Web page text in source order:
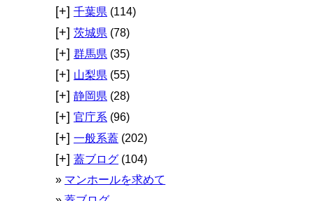
[+] 千葉県 (114)
[+] 茨城県 (78)
[+] 群馬県 (35)
[+] 山梨県 (55)
[+] 静岡県 (28)
[+] 官庁系 (96)
[+] 一般系蓋 (202)
[+] 蓋ブログ (104)
マンホールを求めて